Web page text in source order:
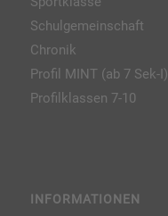
Schulgemeinschaft
Chronik
Profil MINT (ab 7 Sek-I)
Profilklassen 7-10
INFORMATIONEN